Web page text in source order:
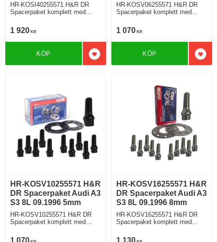
HR-KOSI40255571 H&R DR
Spacerpaket komplett med
8L 09.1996 Tjocklek spacer
20mm
1 920 KR
Lägg till i favoriter
KÖP
HR-KOSV06255571 H&R DR
Spacerpaket komplett med
8L 09.1996 Tjocklek spacer
3mm
1 070 KR
KÖP
HR-KOSV10255571 H&R
DR Spacerpaket Audi A3
S3 8L 09.1996 5mm
HR-KOSV10255571 H&R DR
Spacerpaket komplett med
8L 09.1996 Tjocklek spacer
1 070
HR-KOSV16255571 H&R
DR Spacerpaket Audi A3
S3 8L 09.1996 8mm
HR-KOSV16255571 H&R DR
Spacerpaket komplett med
8L 09.1996 Tjocklek spacer
1 130